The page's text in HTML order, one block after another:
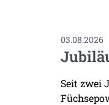
03.08.2026
Seit zwei